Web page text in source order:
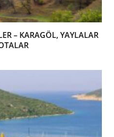
– KARAGÖL, YAYLALAR